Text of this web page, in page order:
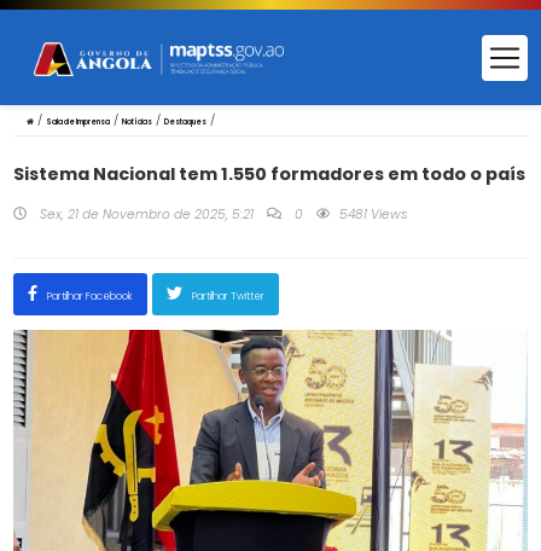
/ Sala de Imprensa/ Notícias/ Destaques/
Sistema Nacional tem 1.550 formadores em todo o país
Sex, 21 de Novembro de 2025, 5:21 0 5481 Views
Partilhar Facebook Partilhar Twitter